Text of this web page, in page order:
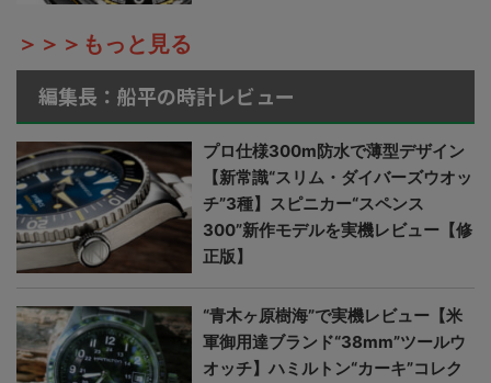
＞＞＞もっと見る
編集長：船平の時計レビュー
プロ仕様300m防水で薄型デザイン
【新常識“スリム・ダイバーズウオッ
チ”3種】スピニカー“スペンス
300”新作モデルを実機レビュー【修
正版】
“青木ヶ原樹海”で実機レビュー【米
軍御用達ブランド“38mm”ツールウ
オッチ】ハミルトン“カーキ”コレク